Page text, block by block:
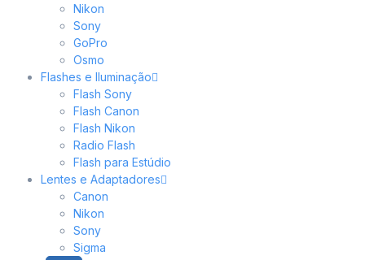
Nikon
Sony
GoPro
Osmo
Flashes e Iluminação
Flash Sony
Flash Canon
Flash Nikon
Radio Flash
Flash para Estúdio
Lentes e Adaptadores
Canon
Nikon
Sony
Sigma